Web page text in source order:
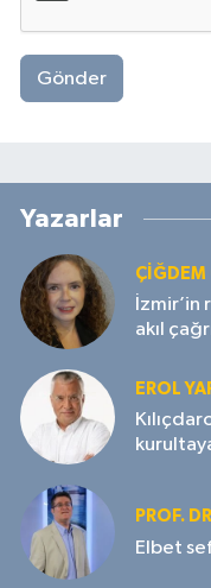
Gönder
Yazarlar
ÇIĞDEM
akıl
EROL
PROF.
Elbet